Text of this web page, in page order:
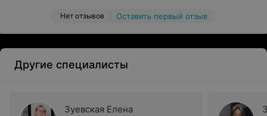
Нет отзывов Оставить первый отзыв
Другие специалисты
Зуевская Елена